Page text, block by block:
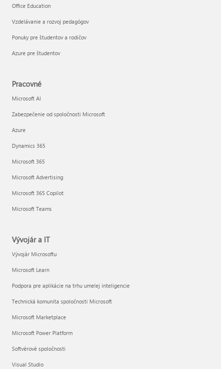
Office Education
Vzdelávanie a rozvoj pedagógov
Ponuky pre študentov a rodičov
Azure pre študentov
Pracovné
Microsoft AI
Zabezpečenie od spoločnosti Microsoft
Azure
Dynamics 365
Microsoft 365
Microsoft Advertising
Microsoft 365 Copilot
Microsoft Teams
Vývojár a IT
Vývojár Microsoftu
Microsoft Learn
Podpora pre aplikácie na trhu umelej inteligencie
Technická komunita spoločnosti Microsoft
Microsoft Marketplace
Microsoft Power Platform
Softvérové spoločnosti
Visual Studio